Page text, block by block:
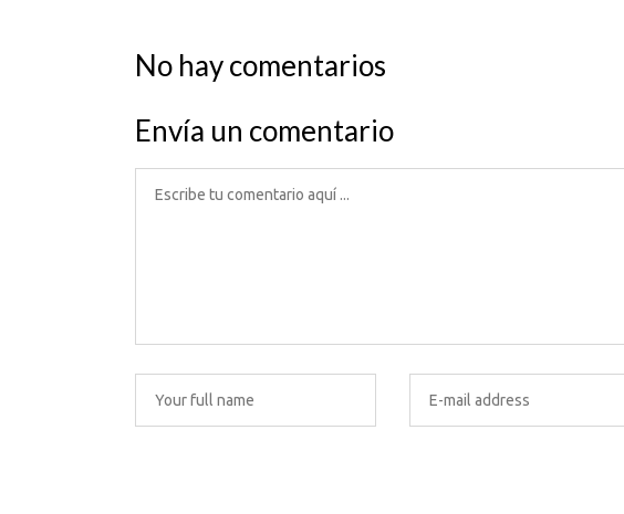
No hay comentarios
Envía un comentario